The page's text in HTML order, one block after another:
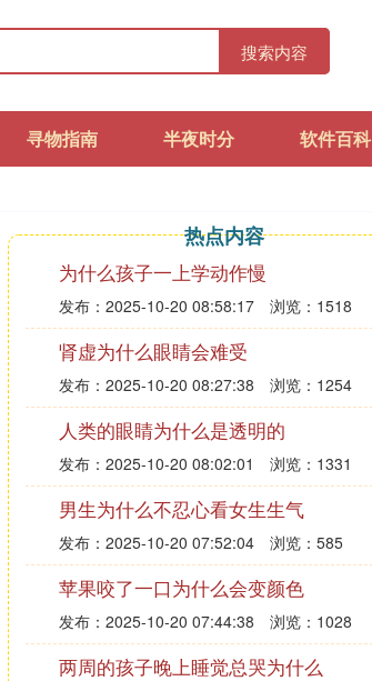
搜索内容
寻物指南 半夜时分 软件百科
热点内容
为什么孩子一上学动作慢
发布：2025-10-20 08:58:17 浏览：1518
肾虚为什么眼睛会难受
发布：2025-10-20 08:27:38 浏览：1254
人类的眼睛为什么是透明的
发布：2025-10-20 08:02:01 浏览：1331
男生为什么不忍心看女生生气
发布：2025-10-20 07:52:04 浏览：585
苹果咬了一口为什么会变颜色
发布：2025-10-20 07:44:38 浏览：1028
两周的孩子晚上睡觉总哭为什么